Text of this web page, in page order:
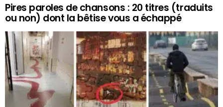
Pires paroles de chansons : 20 titres (traduits
ou non) dont la bêtise vous a échappé